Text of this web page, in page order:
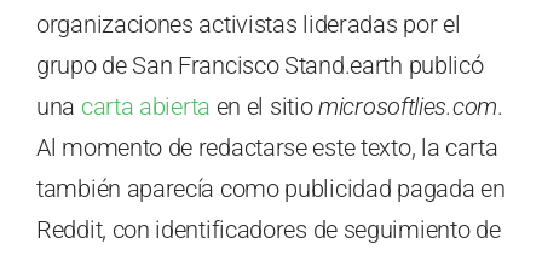
organizaciones activistas lideradas por el
grupo de San Francisco Stand.earth publicó
una carta abierta en el sitiomicrosoftlies.com.
Al momento de redactarse este texto, la carta
también aparecía como publicidad pagada en
Reddit, con identificadores de seguimiento de